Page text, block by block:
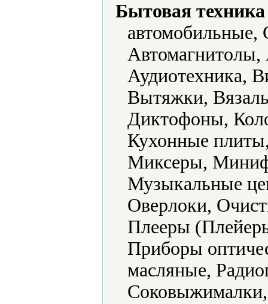
Бытовая
автомобильные,
Аудиотехника,
Вытяжки,
Диктофоны,
Кухонные
Миксеры,
Музыкальные
Оверлоки,
Плееры
Приборы
масляные,